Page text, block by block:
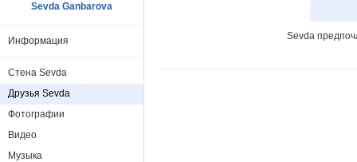
Sevda
Sevda Ganbarova
Информация
Стена Sevda
Друзья Sevda
Фотографии
Видео
Музыка